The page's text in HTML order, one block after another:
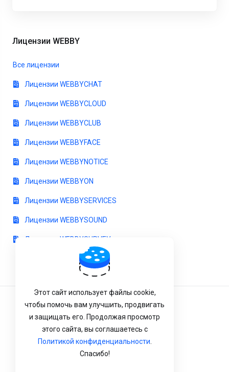
Лицензии WEBBY
Все лицензии
Лицензии WEBBYCHAT
Лицензии WEBBYCLOUD
Лицензии WEBBYCLUB
Лицензии WEBBYFACE
Лицензии WEBBYNOTICE
Лицензии WEBBYON
Лицензии WEBBYSERVICES
Лицензии WEBBYSOUND
Лицензии WEBBYSURVEY
Условия Обслуживания
Конфиденциальность
Политика возврата
Этот сайт использует файлы cookie,
чтобы помочь вам улучшить, продвигать
и защищать его. Продолжая просмотр
этого сайта, вы соглашаетесь с
Политикой конфиденциальности
Спасибо!